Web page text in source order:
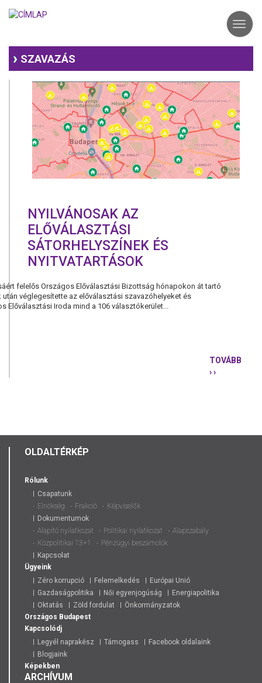
SZAVAZÁS
NYILVÁNOSAK AZ
ELŐVÁLASZTÁSI
SÁTORHELYSZÍNEK ÉS
NYITVATARTÁSOK
felelős Országos Előválasztási Bizottság hónapokon át tartó
véglegesítette az előválasztási szavazóhelyeket és
Előválasztási Iroda mind a 106 választókerület...
TOVÁBB
› ›
OLDALTÉRKÉP
Rólunk
Csapatunk
Elnökség
Frakció
Képviselők
Dokumentumok
Alapító nyilatkozat
Politikai nyilatkozat
Alapszabály
Közpolitikai 13+1
Pénzügyi beszámolók
Kapcsolat
Ügyeink
Zéro korrupció
Felemelkedés
Európai Unió
Gazdaságpolitika
Női egyenjogúság
Energiapolitika
Oktatás
Zöld fordulat
Önkormányzatok
Országos Budapest
Kapcsolódj
Legyél naprakész
Támogass
Facebook oldalaink
Blogjaink
Képekben
ARCHÍVUM